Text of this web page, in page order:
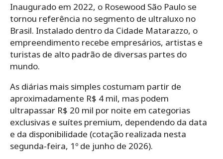
Inaugurado em 2022, o Rosewood São Paulo se
tornou referência no segmento de ultraluxo no
Brasil. Instalado dentro da Cidade Matarazzo, o
empreendimento recebe empresários, artistas e
turistas de alto padrão de diversas partes do
mundo.
As diárias mais simples costumam partir de
aproximadamente R$ 4 mil, mas podem
ultrapassar R$ 20 mil por noite em categorias
exclusivas e suítes premium, dependendo da data
e da disponibilidade (cotação realizada nesta
segunda-feira, 1º de junho de 2026).